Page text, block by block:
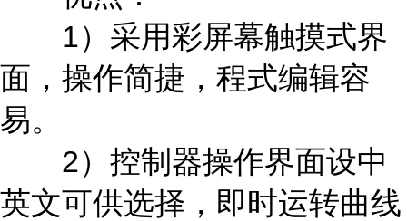
1）采用彩屏幕触摸式界
面，操作简捷，程式编辑容
易。
2）控制器操作界面设中
英文可供选择，即时运转曲线